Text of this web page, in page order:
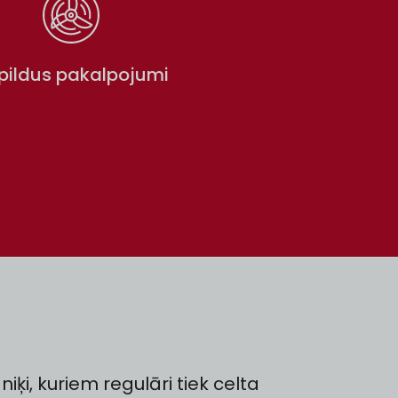
pakalpojumi
kuriem regulāri tiek celta